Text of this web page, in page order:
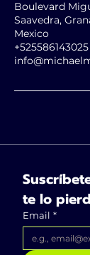
Boulevard
Saavedra,
Mexico
+525586143025
te lo
Email *